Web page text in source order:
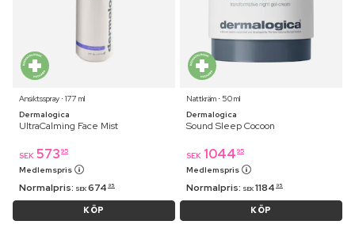
Ansiktsspray ⋅ 177 ml
Dermalogica
UltraCalming Face Mist
SEK 573 95
Medlemspris
Normalpris: SEK 674 95
KÖP
Nattkräm ⋅ 50 ml
Dermalogica
Sound Sleep Cocoon
SEK 1044 95
Medlemspris
Normalpris: SEK 1184 95
KÖP